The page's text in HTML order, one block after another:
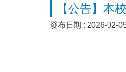
【公告】本
發布日期 : 2026-02-